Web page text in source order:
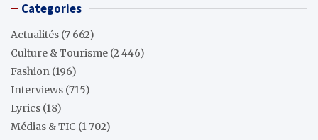
Categories
Actualités (7 662)
Culture & Tourisme (2 446)
Fashion (196)
Interviews (715)
Lyrics (18)
Médias & TIC (1 702)